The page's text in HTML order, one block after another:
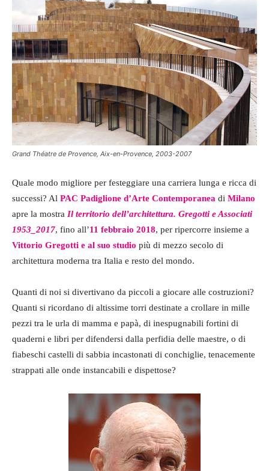
Grand Théatre de Provence, Aix-en-Provence, 2003-2007
Quale modo migliore per festeggiare una carriera lunga e ricca di
successi? Al PAC Padiglione d’Arte Contemporanea di Milano
apre la mostra Il territorio dell’architettura. Gregotti e Associati
1953_2017, fino all’11 febbraio 2018, per ripercorre insieme a
Vittorio Gregotti e al suo studio più di mezzo secolo di
architettura moderna tra Italia e resto del mondo.
Quanti di noi si divertivano da piccoli a giocare alle costruzioni?
Quanti si ricordano di altissime torri destinate a crollare in mille
pezzi tra le urla di mamma e papà, di inespugnabili fortini di
quaderni e libri per difendersi dalla perfidia delle maestre, o di
fiabeschi castelli di sabbia incastonati di conchiglie, tenacemente
strappati alle onde instancabili e dispettose?